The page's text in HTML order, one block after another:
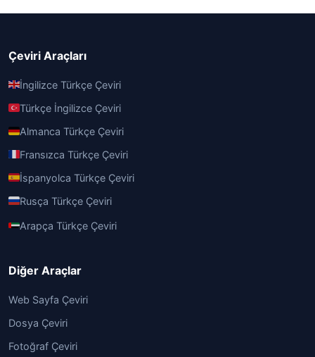
Çeviri Araçları
İngilizce Türkçe Çeviri
Türkçe İngilizce Çeviri
Almanca Türkçe Çeviri
Fransızca Türkçe Çeviri
İspanyolca Türkçe Çeviri
Rusça Türkçe Çeviri
Arapça Türkçe Çeviri
Diğer Araçlar
Web Sayfa Çeviri
Dosya Çeviri
Fotoğraf Çeviri